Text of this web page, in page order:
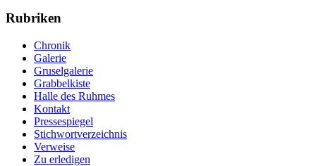
Rubriken
Chronik
Galerie
Gruselgalerie
Grabbelkiste
Halle des Ruhmes
Kontakt
Pressespiegel
Stichwortverzeichnis
Verweise
Zu erledigen